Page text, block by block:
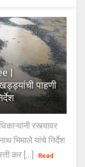
|
पाहणी
रस्त्यावर
भिमाले यांचे निर्देश
कर [...]
Read